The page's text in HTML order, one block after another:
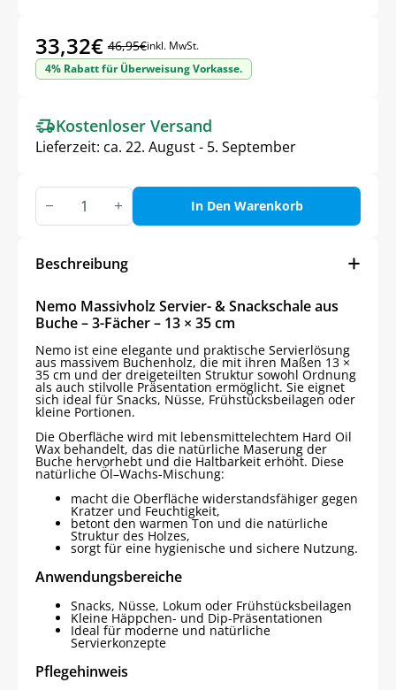
46,95€
Ursprünglicher
Preis
46,95€
33,32€
Aktueller
Preis
33,32€.
inkl. MwSt.
4% Rabatt für Überweisung Vorkasse.
Kostenloser Versand
Lieferzeit: ca. 22. August - 5. September
Nemo
Dreigeteilte
Snack-
aus
Menge
In Den Warenkorb
Beschreibung
Nemo Massivholz Servier- & Snackschale aus
Buche – 3-Fächer – 13 × 35 cm
Nemo ist eine elegante und praktische Servierlösung
aus massivem Buchenholz, die mit ihren Maßen 13 ×
35 cm und der dreigeteilten Struktur sowohl Ordnung
als auch stilvolle Präsentation ermöglicht. Sie eignet
sich ideal für Snacks, Nüsse, Frühstücksbeilagen oder
kleine Portionen.
Die Oberfläche wird mit lebensmittelechtem Hard Oil
Wax behandelt, das die natürliche Maserung der
Buche hervorhebt und die Haltbarkeit erhöht. Diese
natürliche Öl–Wachs-Mischung:
macht die Oberfläche widerstandsfähiger gegen
Kratzer und Feuchtigkeit,
betont den warmen Ton und die natürliche
Struktur des Holzes,
sorgt für eine hygienische und sichere Nutzung.
Anwendungsbereiche
Snacks, Nüsse, Lokum oder Frühstücksbeilagen
Kleine Häppchen- und Dip-Präsentationen
Ideal für moderne und natürliche
Servierkonzepte
Pflegehinweis